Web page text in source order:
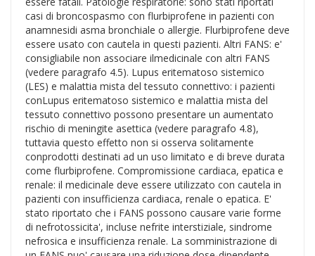
casi di broncospasmo con flurbiprofene in pazienti con
anamnesidi asma bronchiale o allergie. Flurbiprofene deve
essere usato con cautela in questi pazienti. Altri FANS: e'
consigliabile non associare ilmedicinale con altri FANS
(vedere paragrafo 4.5). Lupus eritematoso sistemico
(LES) e malattia mista del tessuto connettivo: i pazienti
conLupus eritematoso sistemico e malattia mista del
tessuto connettivo possono presentare un aumentato
rischio di meningite asettica (vedere paragrafo 4.8),
tuttavia questo effetto non si osserva solitamente
conprodotti destinati ad un uso limitato e di breve durata
come flurbiprofene. Compromissione cardiaca, epatica e
renale: il medicinale deve essere utilizzato con cautela in
pazienti con insufficienza cardiaca, renale o epatica. E'
stato riportato che i FANS possono causare varie forme
di nefrotossicita', incluse nefrite interstiziale, sindrome
nefrosica e insufficienza renale. La somministrazione di